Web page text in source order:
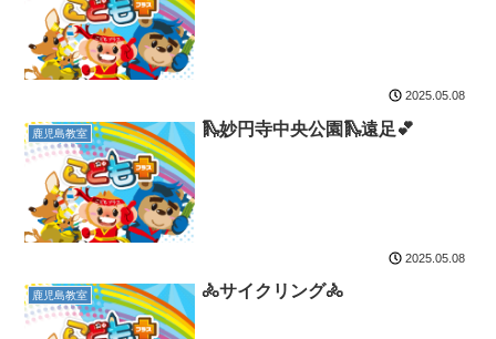
2025.05.08
鹿児島教室 🛝妙円寺中央公園🛝遠足💕
2025.05.08
鹿児島教室 🚴サイクリング🚴